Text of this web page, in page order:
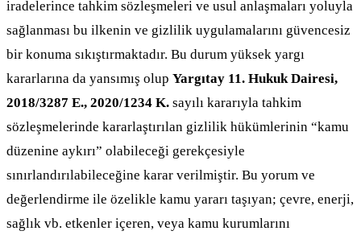
iradelerince tahkim sözleşmeleri ve usul anlaşmaları yoluyla
sağlanması bu ilkenin ve gizlilik uygulamalarını güvencesiz
bir konuma sıkıştırmaktadır. Bu durum yüksek yargı
kararlarına da yansımış olup Yargıtay 11. Hukuk Dairesi,
2018/3287 E., 2020/1234 K. sayılı kararıyla tahkim
sözleşmelerinde kararlaştırılan gizlilik hükümlerinin “kamu
düzenine aykırı” olabileceği gerekçesiyle
sınırlandırılabileceğine karar verilmiştir. Bu yorum ve
değerlendirme ile özelikle kamu yararı taşıyan; çevre, enerji,
sağlık vb. etkenler içeren, veya kamu kurumlarını